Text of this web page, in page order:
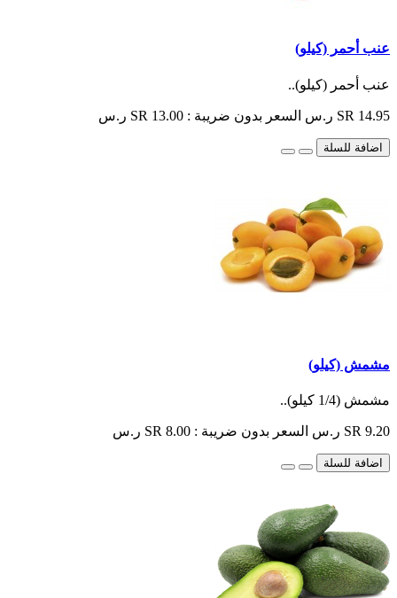
عنب أحمر (كيلو)
عنب أحمر (كيلو)..
SR 14.95 ر.س السعر بدون ضريبة : SR 13.00 ر.س
اضافة للسلة
مشمش (كيلو)
مشمش (1/4 كيلو)..
SR 9.20 ر.س السعر بدون ضريبة : SR 8.00 ر.س
اضافة للسلة